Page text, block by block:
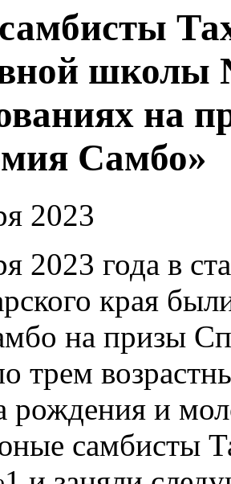
школы
на
Самбо»
2023
2023 года в
края
на призы
трем
рождения и
самбисты